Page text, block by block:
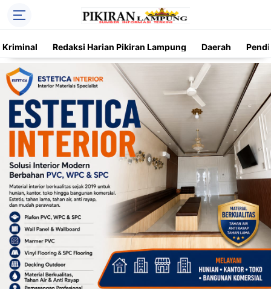
Kriminal Redaksi Harian Pikiran Lampung Daerah
Trending Kriminal Nasional